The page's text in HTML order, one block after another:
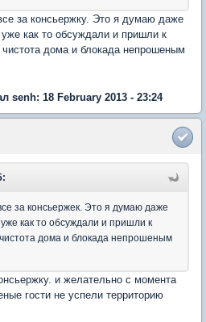
за консьержку. Это я думаю даже
как то обсуждали и пришли к
дома и блокада непрошеным
senh: 18 February 2013 - 23:24
за консьержек. Это я думаю даже
как то обсуждали и пришли к
дома и блокада непрошеным
и желательно с момента
гости не успели территорию